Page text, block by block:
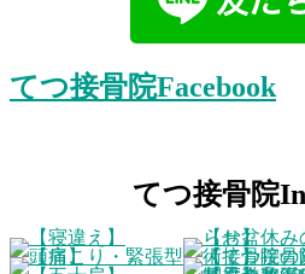
てつ接骨院Facebook
てつ接骨院